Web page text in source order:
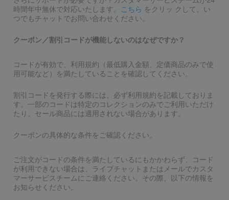
時間年中無休で対応いたします。
こちら をクリッ クして、い
つでもチャットでお問い合わせください。
クーポン／割引コードが機能しないのはなぜですか？
コードが有効で、利用規約（最低購入金額、定価商品のみで使
用可能など）を満たしていることを確認してください。
割引コードを発行する際には、必ず利用規約を記載しておりま
す。一部のコードは特定のコレクションのみでご利用いただけ
たり、セール商品には適用されない場合があります。
クーポンの具体的な条件をご確認ください。
ご注文がコードの条件を満たしているにもかかわらず、コード
が利用できない場合は、ライブチャットまたはメールでカスタ
マーサービスチームにご連絡ください。その際、以下の情報を
お知らせください。